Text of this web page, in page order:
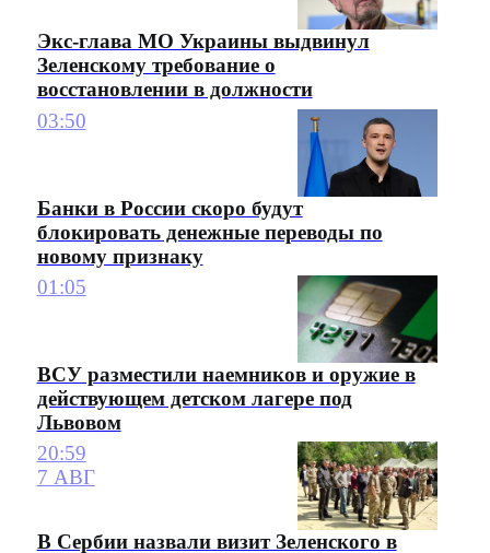
Экс-глава МО Украины выдвинул
Зеленскому требование о
восстановлении в должности
03:50
Банки в России скоро будут
блокировать денежные переводы по
новому признаку
01:05
ВСУ разместили наемников и оружие в
действующем детском лагере под
Львовом
20:59
7 АВГ
В Сербии назвали визит Зеленского в